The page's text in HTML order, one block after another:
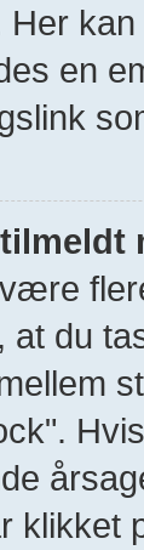
Her
en
at du
klikket